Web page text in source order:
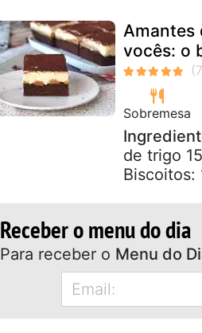
Amantes
vocês: o
Sobremesa
de trigo
Biscoitos:
Receber o menu do dia
Para receber o Menu do